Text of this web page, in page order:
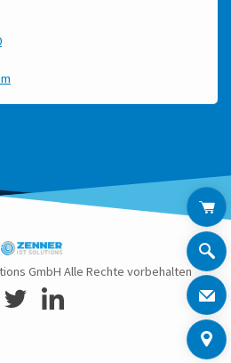
GmbH Alle Rechte vorbehalten